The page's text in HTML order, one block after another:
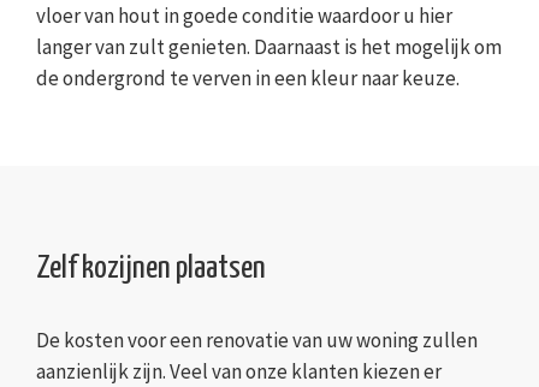
vloer van hout in goede conditie waardoor u hier
langer van zult genieten. Daarnaast is het mogelijk om
de ondergrond te verven in een kleur naar keuze.
Zelf kozijnen plaatsen
De kosten voor een renovatie van uw woning zullen
aanzienlijk zijn. Veel van onze klanten kiezen er